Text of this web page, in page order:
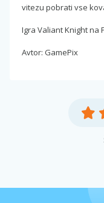
vitezu pobrati vse
Igra Valiant Knight na
Avtor: GamePix